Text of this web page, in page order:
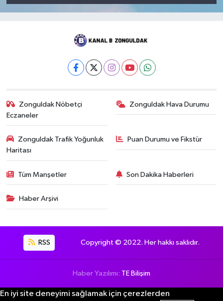
Zonguldak Nöbetçi
Eczaneler
Zonguldak Hava Durumu
Zonguldak Trafik Yoğunluk
Haritası
Puan Durumu ve Fikstür
Tüm Manşetler Son Dakika Haberleri
Haber Arşivi
RSS Copyright © 2022. Her hakkı saklıdır.
Haber Yazılımı: TE Bilişim
En iyi site deneyimi sağlamak için çerezlerden